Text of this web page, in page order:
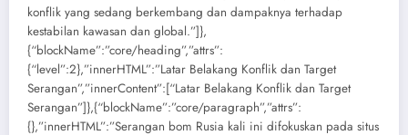
konflik yang sedang berkembang dan dampaknya terhadap
kestabilan kawasan dan global.”]},
{“blockName”:”core/heading”,”attrs”:
{“level”:2},”innerHTML”:”Latar Belakang Konflik dan Target
Serangan”,”innerContent”:[“Latar Belakang Konflik dan Target
Serangan”]},{“blockName”:”core/paragraph”,”attrs”:
{},”innerHTML”:”Serangan bom Rusia kali ini difokuskan pada situs